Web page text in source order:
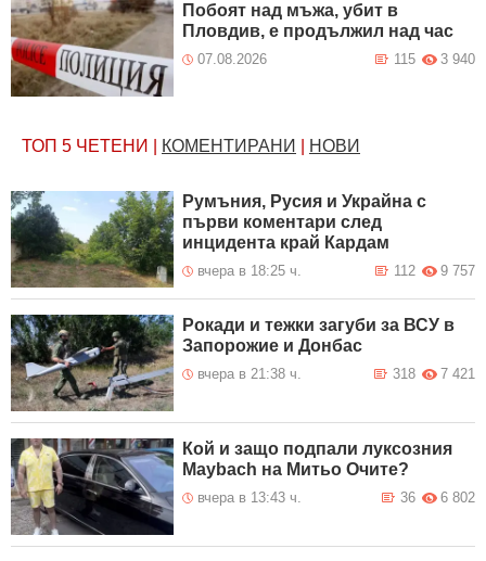
Побоят над мъжа, убит в
Пловдив, е продължил над час
07.08.2026 3 940
115
ТОП 5 ЧЕТЕНИ КОМЕНТИРАНИ НОВИ
Румъния, Русия и Украйна с
първи коментари след
инцидента край Кардам
вчера в 18:25 ч. 9 757
112
Рокади и тежки загуби за ВСУ в
Запорожие и Донбас
вчера в 21:38 ч. 7 421
318
Кой и защо подпали луксозния
Maybach на Митьо Очите?
вчера в 13:43 ч. 6 802
36